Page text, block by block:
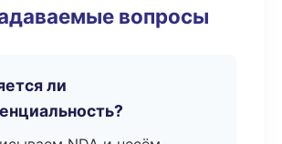
вопросы
ли